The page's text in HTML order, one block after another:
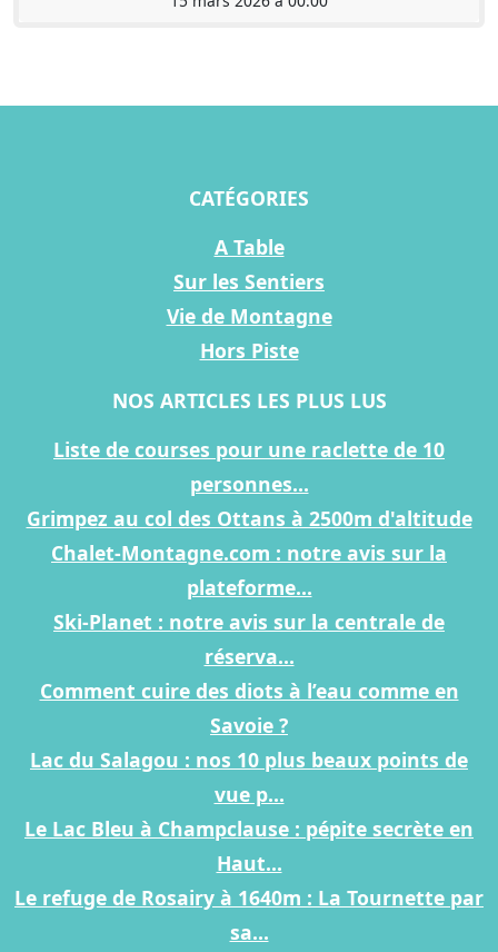
CATÉGORIES
A Table
Sur les Sentiers
Vie de Montagne
Hors Piste
NOS ARTICLES LES PLUS LUS
Liste de courses pour une raclette de 10
personnes...
Grimpez au col des Ottans à 2500m d'altitude
Chalet-Montagne.com : notre avis sur la
plateforme...
Ski-Planet : notre avis sur la centrale de
réserva...
Comment cuire des diots à l’eau comme en
Savoie ?
Lac du Salagou : nos 10 plus beaux points de
vue p...
Le Lac Bleu à Champclause : pépite secrète en
Haut...
Le refuge de Rosairy à 1640m : La Tournette par
sa...